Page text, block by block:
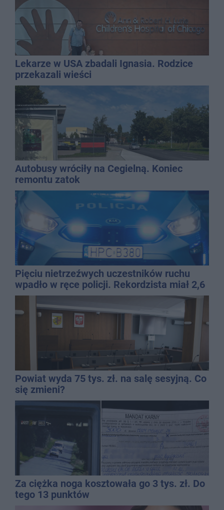
Lekarze w USA zbadali Ignasia. Rodzice
przekazali wieści
Autobusy wróciły na Cegielną. Koniec
remontu zatok
Pięciu nietrzeźwych uczestników ruchu
wpadło w ręce policji. Rekordzista miał 2,6
promila
Powiat wyda 75 tys. zł. na salę sesyjną. Co
się zmieni?
Za ciężka noga kosztowała go 3 tys. zł. Do
tego 13 punktów